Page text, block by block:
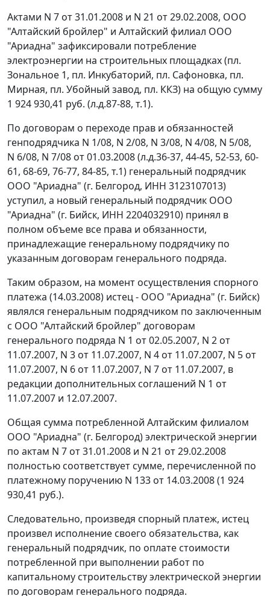
Актами N 7 от 31.01.2008 и N 21 от 29.02.2008, ООО
"Алтайский бройлер" и Алтайский филиал ООО
"Ариадна" зафиксировали потребление
электроэнергии на строительных площадках (пл.
Зональное 1, пл. Инкубаторий, пл. Сафоновка, пл.
Мирная, пл. Убойный завод, пл. ККЗ) на общую сумму
1 924 930,41 руб. (л.д.87-88, т.1).
По договорам о переходе прав и обязанностей
генподрядчика N 1/08, N 2/08, N 3/08, N 4/08, N 5/08,
N 6/08, N 7/08 от 01.03.2008 (л.д.36-37, 44-45, 52-53, 60-
61, 68-69, 76-77, 84-85, т.1) генеральный подрядчик
ООО "Ариадна" (г. Белгород, ИНН 3123107013)
уступил, а новый генеральный подрядчик ООО
"Ариадна" (г. Бийск, ИНН 2204032910) принял в
полном объеме все права и обязанности,
принадлежащие генеральному подрядчику по
указанным договорам генерального подряда.
Таким образом, на момент осуществления спорного
платежа (14.03.2008) истец - ООО "Ариадна" (г. Бийск)
являлся генеральным подрядчиком по заключенным
с ООО "Алтайский бройлер" договорам
генерального подряда N 1 от 02.05.2007, N 2 от
11.07.2007, N 3 от 11.07.2007, N 4 от 11.07.2007, N 5 от
11.07.2007, N 6 от 11.07.2007, N 7 от 11.07.2007, в
редакции дополнительных соглашений N 1 от
11.07.2007 и 12.07.2007.
Общая сумма потребленной Алтайским филиалом
ООО "Ариадна" (г. Белгород) электрической энергии
по актам N 7 от 31.01.2008 и N 21 от 29.02.2008
полностью соответствует сумме, перечисленной по
платежному поручению N 133 от 14.03.2008 (1 924
930,41 руб.).
Следовательно, произведя спорный платеж, истец
произвел исполнение своего обязательства, как
генеральный подрядчик, по оплате стоимости
потребленной при выполнении работ по
капитальному строительству электрической энергии
по договорам генерального подряда.